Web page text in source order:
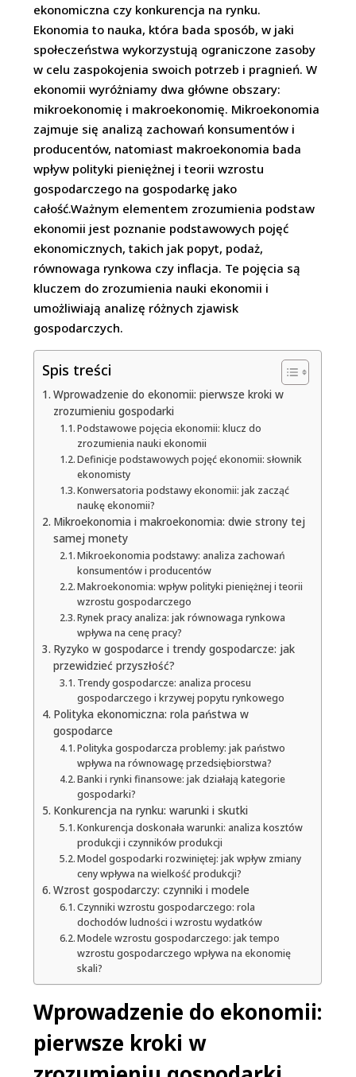
ekonomiczna czy konkurencja na rynku.
Ekonomia to nauka, która bada sposób, w jaki
społeczeństwa wykorzystują ograniczone zasoby
w celu zaspokojenia swoich potrzeb i pragnień. W
ekonomii wyróżniamy dwa główne obszary:
mikroekonomię i makroekonomię. Mikroekonomia
zajmuje się analizą zachowań konsumentów i
producentów, natomiast makroekonomia bada
wpływ polityki pieniężnej i teorii wzrostu
gospodarczego na gospodarkę jako
całość.Ważnym elementem zrozumienia podstaw
ekonomii jest poznanie podstawowych pojęć
ekonomicznych, takich jak popyt, podaż,
równowaga rynkowa czy inflacja. Te pojęcia są
kluczem do zrozumienia nauki ekonomii i
umożliwiają analizę różnych zjawisk
gospodarczych.
Spis treści
Wprowadzenie do ekonomii: pierwsze kroki w
zrozumieniu gospodarki
Podstawowe pojęcia ekonomii: klucz do
zrozumienia nauki ekonomii
Definicje podstawowych pojęć ekonomii: słownik
ekonomisty
Konwersatoria podstawy ekonomii: jak zacząć
naukę ekonomii?
Mikroekonomia i makroekonomia: dwie strony tej
samej monety
Mikroekonomia podstawy: analiza zachowań
konsumentów i producentów
Makroekonomia: wpływ polityki pieniężnej i teorii
wzrostu gospodarczego
Rynek pracy analiza: jak równowaga rynkowa
wpływa na cenę pracy?
Ryzyko w gospodarce i trendy gospodarcze: jak
przewidzieć przyszłość?
Trendy gospodarcze: analiza procesu
gospodarczego i krzywej popytu rynkowego
Polityka ekonomiczna: rola państwa w
gospodarce
Polityka gospodarcza problemy: jak państwo
wpływa na równowagę przedsiębiorstwa?
Banki i rynki finansowe: jak działają kategorie
gospodarki?
Konkurencja na rynku: warunki i skutki
Konkurencja doskonała warunki: analiza kosztów
produkcji i czynników produkcji
Model gospodarki rozwiniętej: jak wpływ zmiany
ceny wpływa na wielkość produkcji?
Wzrost gospodarczy: czynniki i modele
Czynniki wzrostu gospodarczego: rola
dochodów ludności i wzrostu wydatków
Modele wzrostu gospodarczego: jak tempo
wzrostu gospodarczego wpływa na ekonomię
skali?
Wprowadzenie do ekonomii:
pierwsze kroki w